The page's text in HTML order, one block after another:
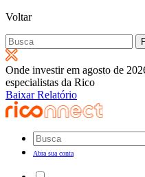
Voltar
Pesquisar
por:
Onde investir em agosto de
especialistas da Rico
Baixar Relatório
Abra sua conta